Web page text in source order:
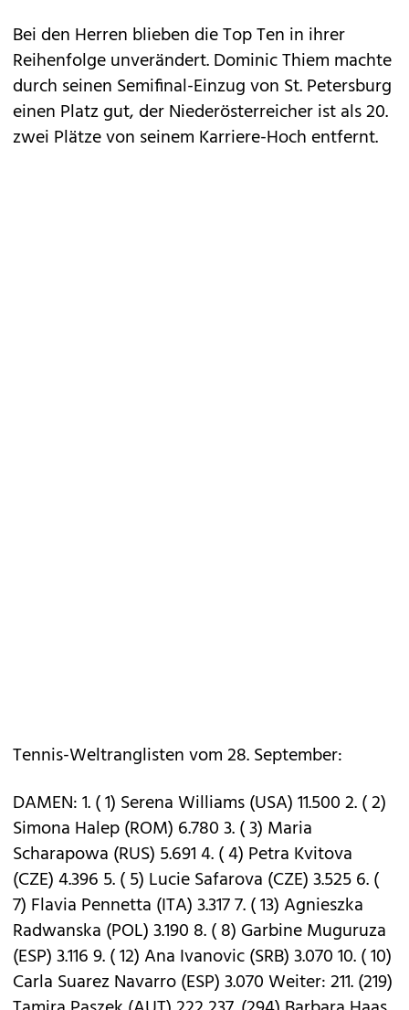
Bei den Herren blieben die Top Ten in ihrer
Reihenfolge unverändert. Dominic Thiem machte
durch seinen Semifinal-Einzug von St. Petersburg
einen Platz gut, der Niederösterreicher ist als 20.
zwei Plätze von seinem Karriere-Hoch entfernt.
Tennis-Weltranglisten vom 28. September:
DAMEN: 1. ( 1) Serena Williams (USA) 11.500 2. ( 2)
Simona Halep (ROM) 6.780 3. ( 3) Maria
Scharapowa (RUS) 5.691 4. ( 4) Petra Kvitova
(CZE) 4.396 5. ( 5) Lucie Safarova (CZE) 3.525 6. (
7) Flavia Pennetta (ITA) 3.317 7. ( 13) Agnieszka
Radwanska (POL) 3.190 8. ( 8) Garbine Muguruza
(ESP) 3.116 9. ( 12) Ana Ivanovic (SRB) 3.070 10. ( 10)
Carla Suarez Navarro (ESP) 3.070 Weiter: 211. (219)